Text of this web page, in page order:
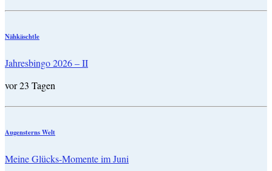
Nähkäschtle
Jahresbingo 2026 – II
vor 23 Tagen
Augensterns Welt
Meine Glücks-Momente im Juni